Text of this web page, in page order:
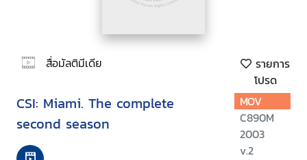
สื่อมัลติมีเดีย
รายการ
โปรด
CSI: Miami. The complete
second season
MOV
C890M
2003
v.2